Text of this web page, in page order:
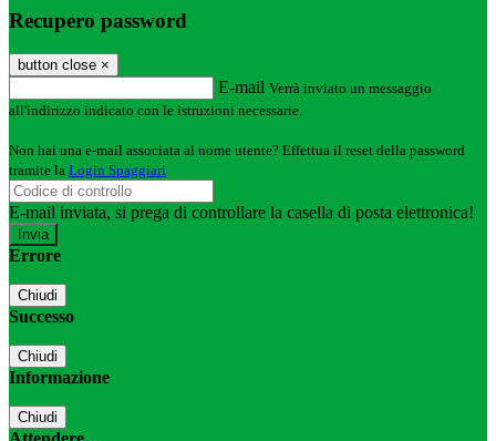
Recupero password
button close ×
E-mail Verrà inviato un messaggio
all'indirizzo indicato con le istruzioni necessarie.
Non hai una e-mail associata al nome utente? Effettua il reset della password
tramite la Login Spaggiari
E-mail inviata, si prega di controllare la casella di posta elettronica!
Errore
Chiudi
Successo
Chiudi
Informazione
Chiudi